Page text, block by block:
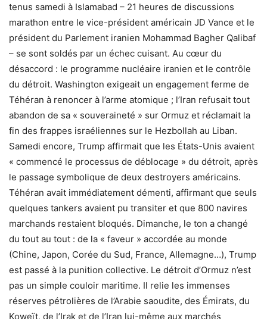
tenus samedi à Islamabad – 21 heures de discussions
marathon entre le vice-président américain JD Vance et le
président du Parlement iranien Mohammad Bagher Qalibaf
– se sont soldés par un échec cuisant. Au cœur du
désaccord : le programme nucléaire iranien et le contrôle
du détroit. Washington exigeait un engagement ferme de
Téhéran à renoncer à l’arme atomique ; l’Iran refusait tout
abandon de sa « souveraineté » sur Ormuz et réclamait la
fin des frappes israéliennes sur le Hezbollah au Liban.
Samedi encore, Trump affirmait que les États-Unis avaient
« commencé le processus de déblocage » du détroit, après
le passage symbolique de deux destroyers américains.
Téhéran avait immédiatement démenti, affirmant que seuls
quelques tankers avaient pu transiter et que 800 navires
marchands restaient bloqués. Dimanche, le ton a changé
du tout au tout : de la « faveur » accordée au monde
(Chine, Japon, Corée du Sud, France, Allemagne…), Trump
est passé à la punition collective. Le détroit d’Ormuz n’est
pas un simple couloir maritime. Il relie les immenses
réserves pétrolières de l’Arabie saoudite, des Émirats, du
Koweït, de l’Irak et de l’Iran lui-même aux marchés